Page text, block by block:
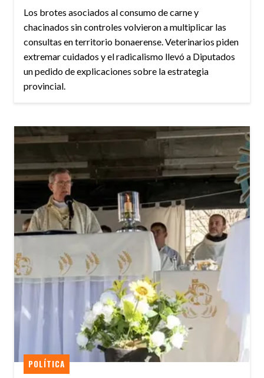
Los brotes asociados al consumo de carne y
chacinados sin controles volvieron a multiplicar las
consultas en territorio bonaerense. Veterinarios piden
extremar cuidados y el radicalismo llevó a Diputados
un pedido de explicaciones sobre la estrategia
provincial.
POLÍTICA